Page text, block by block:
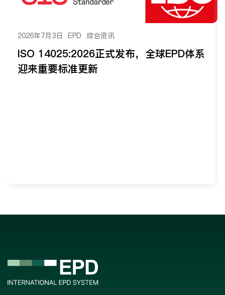
2026年7月3日 EPD 综合资讯
ISO 14025:2026正式发布，全球EPD体系
迎来重要标准更新